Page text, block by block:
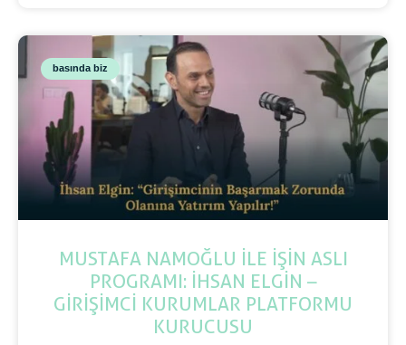
basında biz
MUSTAFA NAMOĞLU İLE İŞİN ASLI
PROGRAMI: İHSAN ELGİN –
GİRİŞİMCİ KURUMLAR PLATFORMU
KURUCUSU